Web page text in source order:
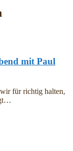
mit Paul
für richtig halten,